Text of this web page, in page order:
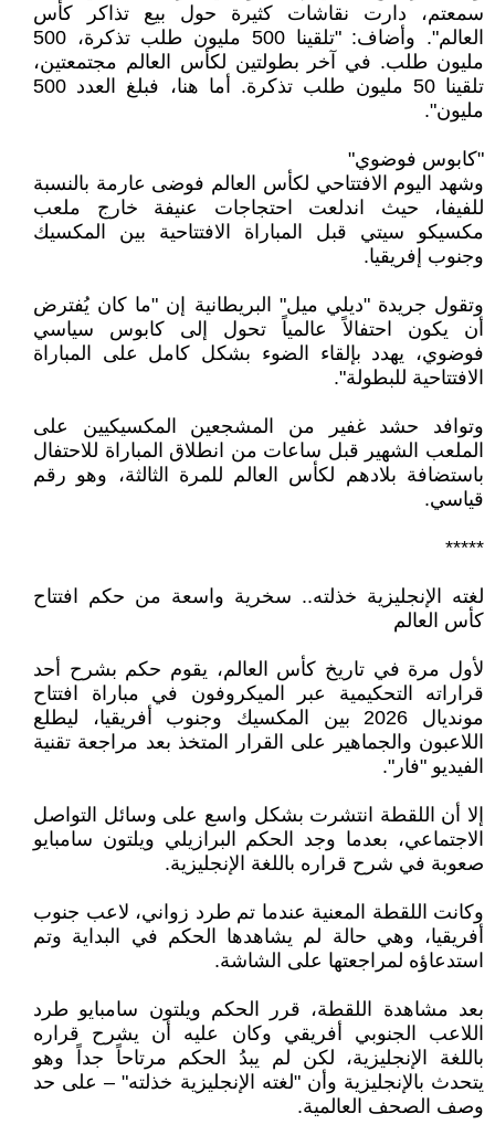
سمعتم، دارت نقاشات كثيرة حول بيع تذاكر كأس
العالم". وأضاف: "تلقينا 500 مليون طلب تذكرة، 500
مليون طلب. في آخر بطولتين لكأس العالم مجتمعتين،
تلقينا 50 مليون طلب تذكرة. أما هنا، فبلغ العدد 500
مليون".
"كابوس فوضوي"
وشهد اليوم الافتتاحي لكأس العالم فوضى عارمة بالنسبة
للفيفا، حيث اندلعت احتجاجات عنيفة خارج ملعب
مكسيكو سيتي قبل المباراة الافتتاحية بين المكسيك
وجنوب إفريقيا.
وتقول جريدة "ديلي ميل" البريطانية إن "ما كان يُفترض
أن يكون احتفالاً عالمياً تحول إلى كابوس سياسي
فوضوي، يهدد بإلقاء الضوء بشكل كامل على المباراة
الافتتاحية للبطولة".
وتوافد حشد غفير من المشجعين المكسيكيين على
الملعب الشهير قبل ساعات من انطلاق المباراة للاحتفال
باستضافة بلادهم لكأس العالم للمرة الثالثة، وهو رقم
قياسي.
*****
لغته الإنجليزية خذلته.. سخرية واسعة من حكم افتتاح
كأس العالم
لأول مرة في تاريخ كأس العالم، يقوم حكم بشرح أحد
قراراته التحكيمية عبر الميكروفون في مباراة افتتاح
مونديال 2026 بين المكسيك وجنوب أفريقيا، ليطلع
اللاعبون والجماهير على القرار المتخذ بعد مراجعة تقنية
الفيديو "فار".
إلا أن اللقطة انتشرت بشكل واسع على وسائل التواصل
الاجتماعي، بعدما وجد الحكم البرازيلي ويلتون سامبايو
صعوبة في شرح قراره باللغة الإنجليزية.
وكانت اللقطة المعنية عندما تم طرد زواني، لاعب جنوب
أفريقيا، وهي حالة لم يشاهدها الحكم في البداية وتم
استدعاؤه لمراجعتها على الشاشة.
بعد مشاهدة اللقطة، قرر الحكم ويلتون سامبايو طرد
اللاعب الجنوبي أفريقي وكان عليه أن يشرح قراره
باللغة الإنجليزية، لكن لم يبدُ الحكم مرتاحاً جداً وهو
يتحدث بالإنجليزية وأن "لغته الإنجليزية خذلته" – على حد
وصف الصحف العالمية.